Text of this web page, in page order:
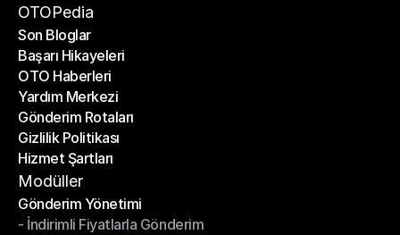
Bir Ortak Ol
OTOPedia
Son Bloglar
Son Bloglar
Başarı Hikayeleri
Başarı Hikayeleri
OTO Haberleri
OTO Haberleri
Yardım Merkezi
Yardım Merkezi
Gönderim Rotaları
Gönderim Rotaları
Gizlilik Politikası
Gizlilik Politikası
Hizmet Şartları
Hizmet Şartları
Modüller
Gönderim Yönetimi
Gönderim Yönetimi
- İndirimli Fiyatlarla Gönderim